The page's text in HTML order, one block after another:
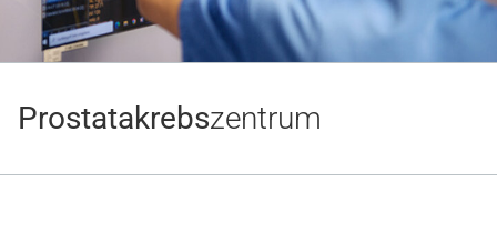
Kliniken & Einrichtungen
Prostatakrebszentrum